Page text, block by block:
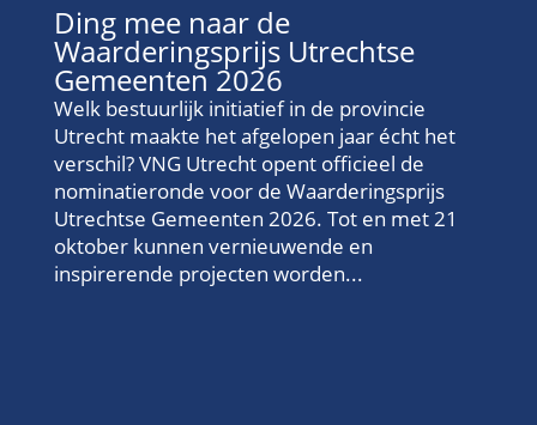
Ding mee naar de
Waarderingsprijs Utrechtse
Gemeenten 2026
Welk bestuurlijk initiatief in de provincie
Utrecht maakte het afgelopen jaar écht het
verschil? VNG Utrecht opent officieel de
nominatieronde voor de Waarderingsprijs
Utrechtse Gemeenten 2026. Tot en met 21
oktober kunnen vernieuwende en
inspirerende projecten worden...